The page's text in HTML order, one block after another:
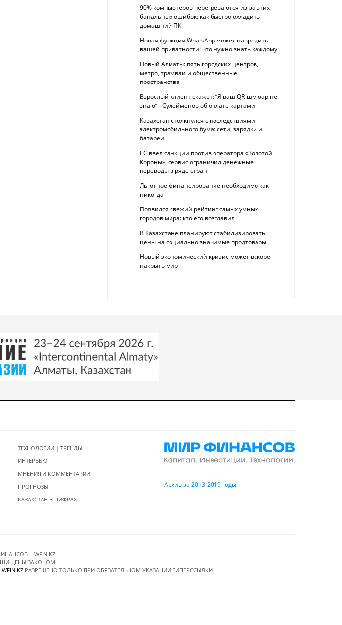
90% компьютеров перегреваются из-за этих
банальных ошибок: как быстро охладить
домашний ПК
Новая функция WhatsApp может навредить
вашей приватности: что нужно знать каждому
Новый Алматы: пять городских центров,
метро, трамваи и общественные
пространства
Взрослый клиент скажет: “Я ваш QR-шмюар не
знаю“ - Сулейменов об оплате картами
Казахстан столкнулся с последствиями
электромобильного бума: сети, зарядки и
батареи
ЕС ввел санкции против оператора «Золотой
Короны», сервис ограничил денежные
переводы в ряде стран
Льготное финансирование необходимо как
никогда
Появился свежий рейтинг самых умных
городов мира: кто его возглавил
В Казахстане планируют стабилизировать
цены на социально значимые продтовары
Новый экономический кризис может вскоре
накрыть мир
ТЕХНОЛОГИИ | ТРЕНДЫ
ИНТЕРВЬЮ
МНЕНИЯ И КОММЕНТАРИИ
ПРОГНОЗЫ
КАЗАХСТАН В ЦИФРАХ
Архив за 2013-2019 годы
- WFIN.KZ.
ЗАКОНОМ.
РАЗРЕШЕНО ТОЛЬКО ПРИ ОБЯЗАТЕЛЬНОМ УКАЗАНИИ ГИПЕРССЫЛКИ